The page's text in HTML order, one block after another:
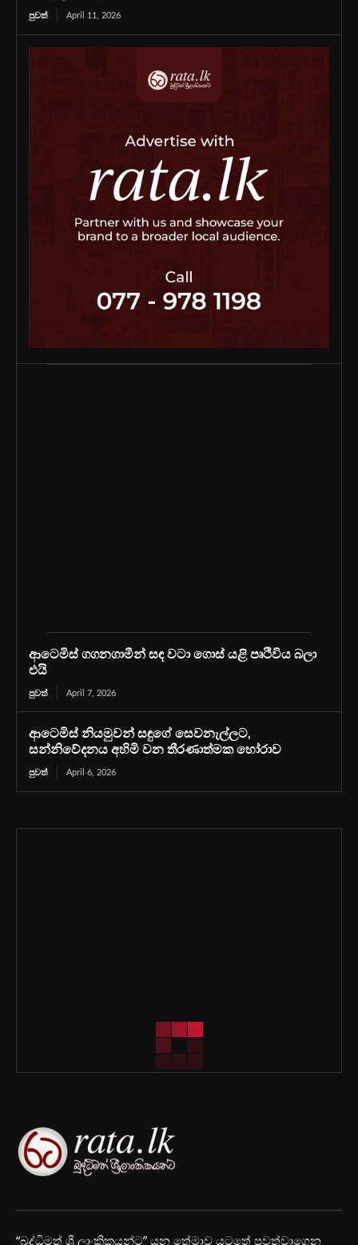
පුවත් April 11, 2026
ආටෙමිස් ගගනගාමීන් සඳ වටා ගොස් යළි පෘථිවිය බලා
එයි
පුවත් April 7, 2026
ආටෙමිස් නියමුවන් සඳුගේ සෙවනැල්ලට,
සන්නිවේදනය අහිමි වන තීරණාත්මක හෝරාව
පුවත් April 6, 2026
“බුද්ධිමත් ශ්‍රී ලාංකිකයන්ට” යන තේමාව යටතේ පවත්වාගෙන